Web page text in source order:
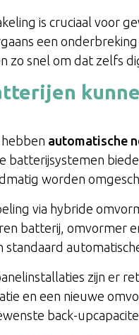
is cruciaal voor
een
zo snel om dat zelfs
automatische
batterijsystemen
worden
via hybride
batterij, omvormer
standaard
zijn er
en een nieuwe
back-